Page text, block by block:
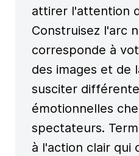
attirer l'attention
Construisez l'arc
corresponde à
des images et de
susciter
émotionnelles
spectateurs.
à l'action clair qui